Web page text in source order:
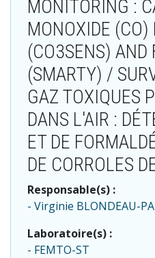
MONITORING :
MONOXIDE (CO)
(CO3SENS) AND
(SMARTY) /
GAZ TOXIQUES
DANS L'AIR :
ET DE
DE CORROLES
Responsable(s) :
Virginie BLONDEAU-
Laboratoire(s) :
FEMTO-ST